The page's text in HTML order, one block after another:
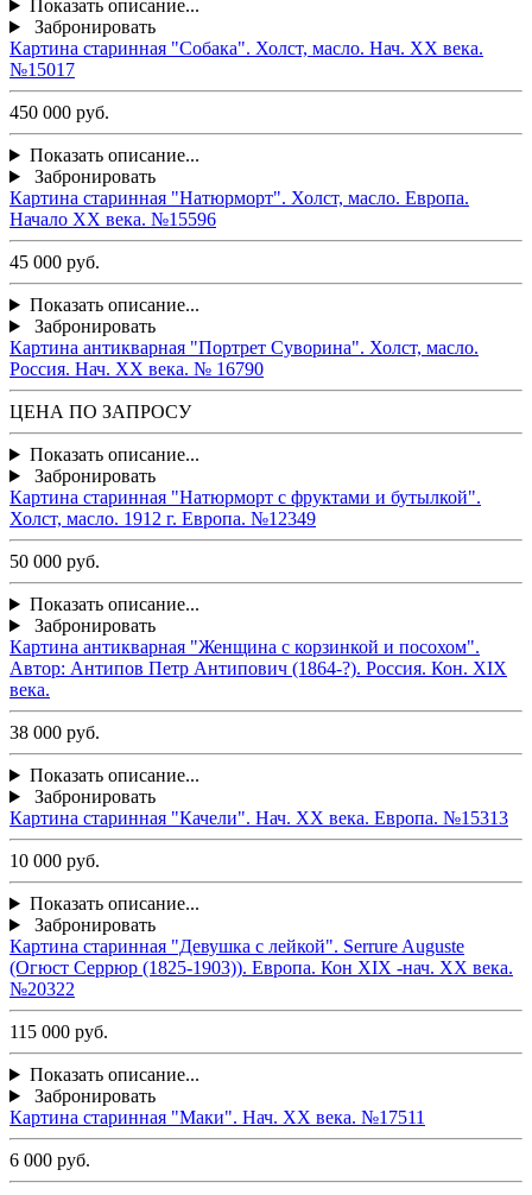
Показать описание...
Забронировать
Картина старинная "Собака". Холст, масло. Нач. ХХ века.
№15017
450 000 руб.
Показать описание...
Забронировать
Картина старинная "Натюрморт". Холст, масло. Европа.
Начало ХХ века. №15596
45 000 руб.
Показать описание...
Забронировать
Картина антикварная "Портрет Суворина". Холст, масло.
Россия. Нач. ХХ века. № 16790
ЦЕНА ПО ЗАПРОСУ
Показать описание...
Забронировать
Картина старинная "Натюрморт с фруктами и бутылкой".
Холст, масло. 1912 г. Европа. №12349
50 000 руб.
Показать описание...
Забронировать
Картина антикварная "Женщина с корзинкой и посохом".
Автор: Антипов Петр Антипович (1864-?). Россия. Кон. ХIХ
века.
38 000 руб.
Показать описание...
Забронировать
Картина старинная "Качели". Нач. ХХ века. Европа. №15313
10 000 руб.
Показать описание...
Забронировать
Картина старинная "Девушка с лейкой". Serrure Auguste
(Огюст Серрюр (1825-1903)). Европа. Кон ХIХ -нач. ХХ века.
№20322
115 000 руб.
Показать описание...
Забронировать
Картина старинная "Маки". Нач. ХХ века. №17511
6 000 руб.